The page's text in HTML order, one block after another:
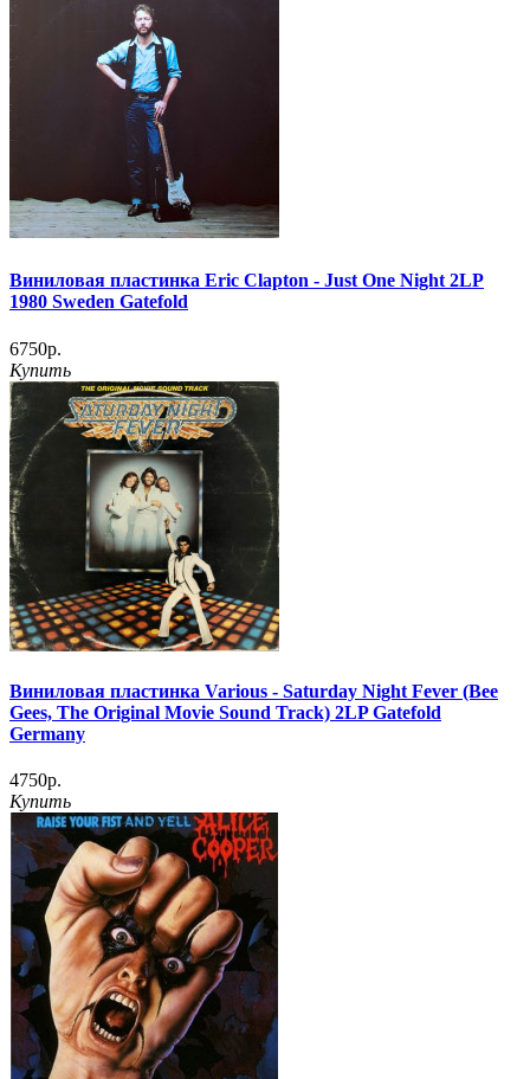
Виниловая пластинка Eric Clapton - Just One Night 2LP
1980 Sweden Gatefold
6750р.
Купить
Виниловая пластинка Various - Saturday Night Fever (Bee
Gees, The Original Movie Sound Track) 2LP Gatefold
Germany
4750р.
Купить